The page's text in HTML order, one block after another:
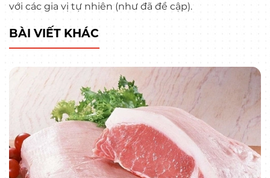
với các gia vị tự nhiên (như đã đề cập).
BÀI VIẾT KHÁC